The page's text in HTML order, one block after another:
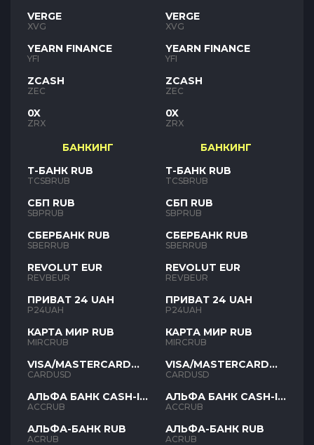
VERGE
XVG
YEARN FINANCE
YFI
ZCASH
ZEC
0X
ZRX
БАНКИНГ
Т-БАНК RUB
TCSBRUB
СБП RUB
SBPRUB
СБЕРБАНК RUB
SBERRUB
REVOLUT EUR
REVBEUR
ПРИВАТ 24 UAH
P24UAH
КАРТА МИР RUB
MIRCRUB
VISA/MASTERCARD
USD
CARDUSD
АЛЬФА БАНК CASH-IN
RUB
ACCRUB
АЛЬФА-БАНК RUB
ACRUB
VERGE
XVG
YEARN FINANCE
YFI
ZCASH
ZEC
0X
ZRX
БАНКИНГ
Т-БАНК RUB
TCSBRUB
СБП RUB
SBPRUB
СБЕРБАНК RUB
SBERRUB
REVOLUT EUR
REVBEUR
ПРИВАТ 24 UAH
P24UAH
КАРТА МИР RUB
MIRCRUB
VISA/MASTERCARD
USD
CARDUSD
АЛЬФА БАНК CASH-IN
RUB
ACCRUB
АЛЬФА-БАНК RUB
ACRUB